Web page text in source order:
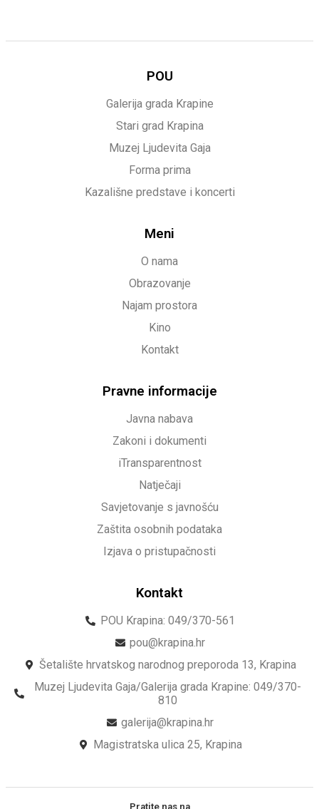
POU
Galerija grada Krapine
Stari grad Krapina
Muzej Ljudevita Gaja
Forma prima
Kazališne predstave i koncerti
Meni
O nama
Obrazovanje
Najam prostora
Kino
Kontakt
Pravne informacije
Javna nabava
Zakoni i dokumenti
iTransparentnost
Natječaji
Savjetovanje s javnošću
Zaštita osobnih podataka
Izjava o pristupačnosti
Kontakt
POU Krapina: 049/370-561
pou@krapina.hr
Šetalište hrvatskog narodnog preporoda 13, Krapina
Muzej Ljudevita Gaja/Galerija grada Krapine: 049/370-
810
galerija@krapina.hr
Magistratska ulica 25, Krapina
Pratite nas na